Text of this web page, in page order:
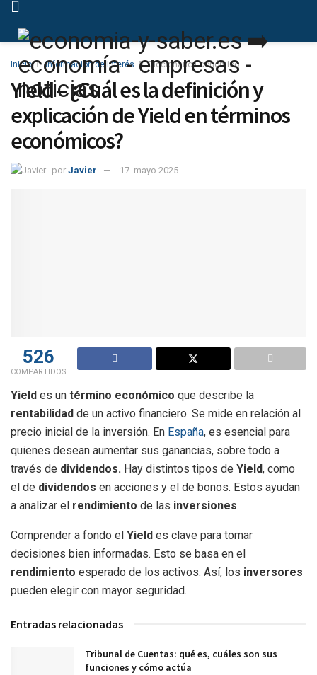
Inicio Información de Interés Diccionario Económico
Yield – ¿Cuál es la definición y
explicación de Yield en términos
económicos?
por Javier 17. mayo 2025
526
COMPARTIDOS
Yield es un término económico que describe la
rentabilidad de un activo financiero. Se mide en relación al
precio inicial de la inversión. En España, es esencial para
quienes desean aumentar sus ganancias, sobre todo a
través de dividendos. Hay distintos tipos de Yield, como
el de dividendos en acciones y el de bonos. Estos ayudan
a analizar el rendimiento de las inversiones.
Comprender a fondo el Yield es clave para tomar
decisiones bien informadas. Esto se basa en el
rendimiento esperado de los activos. Así, los inversores
pueden elegir con mayor seguridad.
Entradas relacionadas
Tribunal de Cuentas: qué es, cuáles son sus
funciones y cómo actúa